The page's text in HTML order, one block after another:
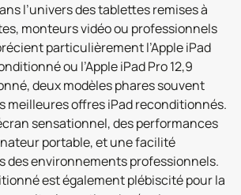
l’univers des tablettes remises à
monteurs vidéo ou professionnels
particulièrement l’Apple iPad
ou l’Apple iPad Pro 12,9
deux modèles phares souvent
meilleures offres iPad reconditionnés.
sensationnel, des performances
portable, et une facilité
des environnements professionnels.
est également plébiscité pour la